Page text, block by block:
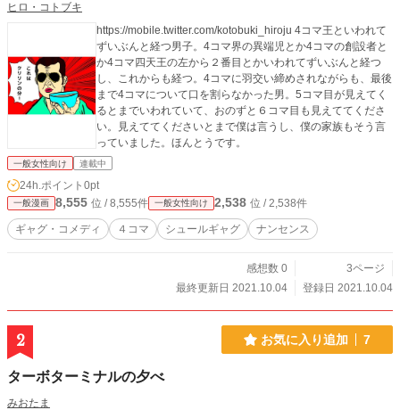
ヒロ・コトブキ
https://mobile.twitter.com/kotobuki_hiroju 4コマ王といわれて
ずいぶんと経つ男子。4コマ界の異端児とか4コマの創設者と
か4コマ四天王の左から２番目とかいわれてずいぶんと経つ
し、これからも経つ。4コマに羽交い締めされながらも、最後
まで4コマについて口を割らなかった男。5コマ目が見えてく
るとまでいわれていて、おのずと６コマ目も見えててくださ
い。見えててくださいとまで僕は言うし、僕の家族もそう言
っていました。ほんとうです。
一般女性向け 連載中
24h.ポイント 0pt
一般漫画 8,555 位 / 8,555件 一般女性向け 2,538 位 / 2,538件
ギャグ・コメディ ４コマ シュールギャグ ナンセンス
感想数 0
3ページ
最終更新日 2021.10.04
登録日 2021.10.04
2 お気に入り追加 7
ターボターミナルの夕べ
みおたま